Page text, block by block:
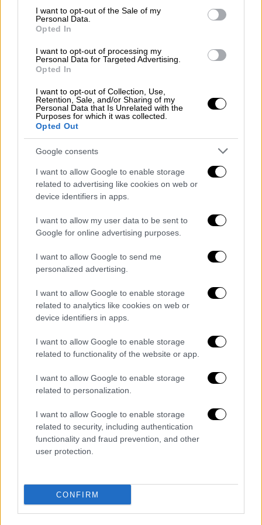
consent section.
I want to opt-out of the Sale of my
Personal Data.
Opted In
I want to opt-out of processing my
Personal Data for Targeted Advertising.
Opted In
I want to opt-out of Collection, Use,
Retention, Sale, and/or Sharing of my
Personal Data that Is Unrelated with the
Purposes for which it was collected.
Opted Out
Google consents
I want to allow Google to enable storage
related to advertising like cookies on web or
device identifiers in apps.
I want to allow my user data to be sent to
Google for online advertising purposes.
I want to allow Google to send me
personalized advertising.
I want to allow Google to enable storage
related to analytics like cookies on web or
device identifiers in apps.
I want to allow Google to enable storage
related to functionality of the website or app.
I want to allow Google to enable storage
related to personalization.
I want to allow Google to enable storage
related to security, including authentication
functionality and fraud prevention, and other
user protection.
CONFIRM
Στόχος τώρα είναι να γίνουν σε
ευρωπαϊκό
επίπεδo«βήματα παραπέρα» και να χαραχθεί
ένας οδικός χάρτης, με ορίζοντα μηνών, έτσι
ώστε να δημιουργηθεί ένα σαφές
χρειαστεί να ενεργοποιηθεί η ρήτρα. Να
αποσαφηνιστεί δηλαδή ποια θα ήταν τα
βήματα ανάλογα με το είδος της απειλής.
Να σημειωθεί εδώ πως το συγκεκριμένο
άρθρο ορίζει ότι: «Σε περίπτωση κατά την
οποία κράτος μέλος δεχθεί ένοπλη επίθεση
στο έδαφός του, τα άλλα κράτη μέλη
οφείλουν να του παράσχουν βοήθεια και
συνδρομή με όλα τα μέσα που έχουν στη
Καταστατικού Χάρτη των Ηνωμένων Εθνών.
Αυτό δεν επηρεάζει τον ιδιαίτερο
χαρακτήρα της πολιτικής ασφάλειας και
άμυνας ορισμένων κρατών μελών».
Υπενθυμίζεται πως μέχρι σήμερα το
συγκεκριμένο άρθρο έχει ενεργοποιηθεί
μόνο μία φορά και συγκεκριμένα από τη
τρομοκρατικές επιθέσεις στο Παρίσι.
μέτρων
Σε έναμπαράζ συσκέψεωντις τελευταίες
θα διατηρηθούν και εφεδρείες καθώς δεν
μπορεί να γίνει καμία πρόβλεψη για την